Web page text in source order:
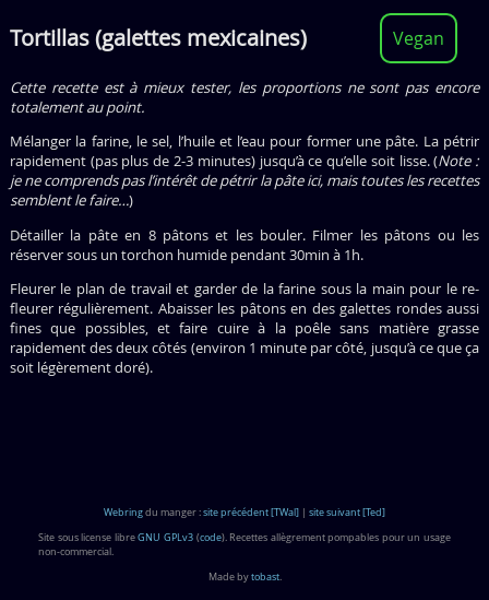
Tortillas (galettes mexicaines) Vegan
Cette recette est à mieux tester, les proportions ne sont pas encore
totalement au point.
Mélanger la farine, le sel, l’huile et l’eau pour former une pâte. La pétrir
rapidement (pas plus de 2-3 minutes) jusqu’à ce qu’elle soit lisse. (Note :
je ne comprends pas l’intérêt de pétrir la pâte ici, mais toutes les recettes
semblent le faire…)
Détailler la pâte en 8 pâtons et les bouler. Filmer les pâtons ou les
réserver sous un torchon humide pendant 30min à 1h.
Fleurer le plan de travail et garder de la farine sous la main pour le re-
fleurer régulièrement. Abaisser les pâtons en des galettes rondes aussi
fines que possibles, et faire cuire à la poêle sans matière grasse
rapidement des deux côtés (environ 1 minute par côté, jusqu’à ce que ça
soit légèrement doré).
Webringdu manger :site précédent [TWal] | site suivant [Ted]
Site sous license libreGNU GPLv3(code). Recettes allègrement pompables pour un usage
non-commercial.
Made bytobast.